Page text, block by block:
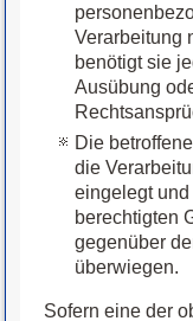
Verarbeitung
benötigt sie
Ausübung
Die
die
eingelegt
berechtigten
gegenüber
überwiegen.
Sofern eine der